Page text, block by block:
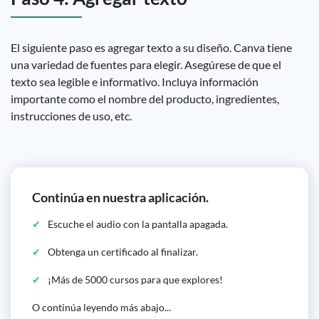
El siguiente paso es agregar texto a su diseño. Canva tiene
una variedad de fuentes para elegir. Asegúrese de que el
texto sea legible e informativo. Incluya información
importante como el nombre del producto, ingredientes,
instrucciones de uso, etc.
Continúa en nuestra aplicación.
Escuche el audio con la pantalla apagada.
Obtenga un certificado al finalizar.
¡Más de 5000 cursos para que explores!
O continúa leyendo más abajo...